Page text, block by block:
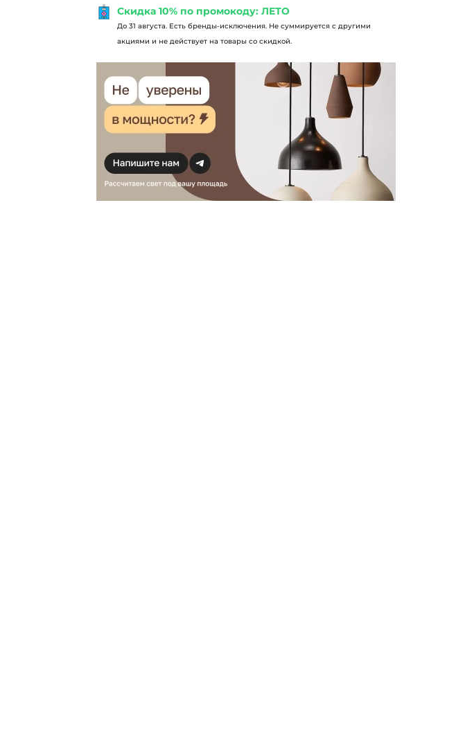
Скидка 10% по промокоду: ЛЕТО
До 31 августа. Есть бренды-исключения. Не суммируется с другими
акциями и не действует на товары со скидкой.